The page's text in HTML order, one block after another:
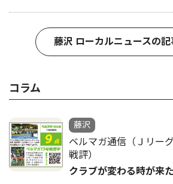
藤沢 ローカルニュースの記
コラム
藤沢
ベルマガ通信（Ｊリー
戦評）
クラブが変わる時が来